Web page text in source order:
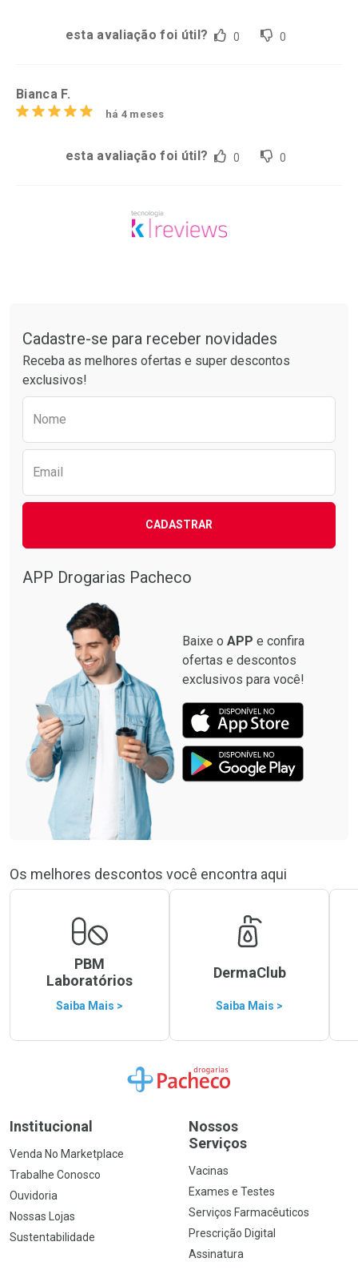
esta avaliação foi útil? 0 0
Bianca F.
há 4 meses
esta avaliação foi útil? 0 0
Cadastre-se para receber novidades
Receba as melhores ofertas e super descontos
exclusivos!
Nome
Email
CADASTRAR
APP Drogarias Pacheco
Baixe o APP e confira
ofertas e descontos
exclusivos para você!
Os melhores descontos você encontra aqui
PBM
Laboratórios
Saiba Mais >
DermaClub
Saiba Mais >
Ir para a Home
Institucional
Venda No Marketplace
Trabalhe Conosco
Ouvidoria
Nossas Lojas
Sustentabilidade
Nossos
Serviços
Vacinas
Exames e Testes
Serviços Farmacêuticos
Prescrição Digital
Assinatura